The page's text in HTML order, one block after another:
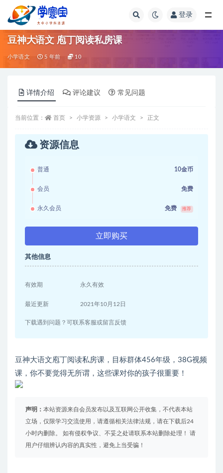
登录
豆神大语文 庖丁阅读私房课
小学语文 5 年前 10
详情介绍 评论建议 常见问题
当前位置： 首页 小学资源 小学语文 正文
资源信息
普通 10金币
会员 免费
永久会员 免费 推荐
立即购买
其他信息
有效期 永久有效
最近更新 2021年10月12日
下载遇到问题？可联系客服或留言反馈
豆神大语文庖丁阅读私房课，目标群体456年级，38G视频
课，你不要觉得无所谓，这些课对你的孩子很重要！
声明： 本站资源来自会员发布以及互联网公开收集，不代表本站
立场，仅限学习交流使用，请遵循相关法律法规，请在下载后24
小时内删除。 如有侵权争议、不妥之处请联系本站删除处理！ 请
用户仔细辨认内容的真实性，避免上当受骗！
全部